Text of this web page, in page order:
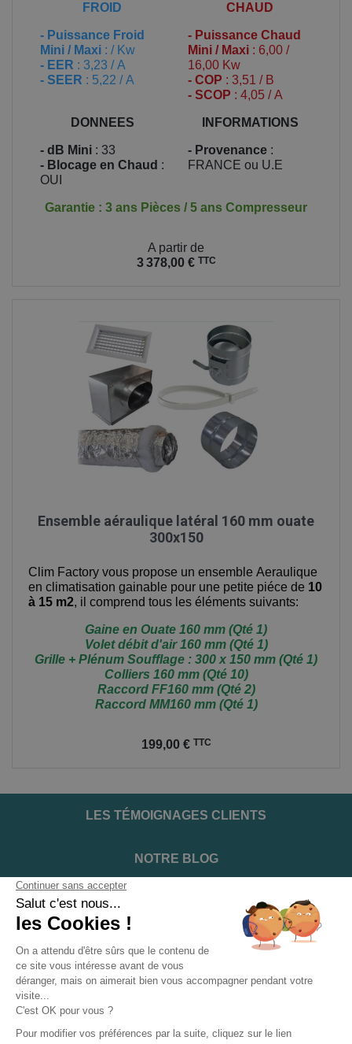
FROID
- Puissance Froid
Mini / Maxi : / Kw
- EER : 3,23 / A
- SEER : 5,22 / A
CHAUD
- Puissance Chaud
Mini / Maxi : 6,00 /
16,00 Kw
- COP : 3,51 / B
- SCOP : 4,05 / A
DONNEES
- dB Mini : 33
- Blocage en Chaud :
OUI
INFORMATIONS
- Provenance :
FRANCE ou U.E
Garantie : 3 ans Pièces / 5 ans Compresseur
A partir de
3 378,00 € TTC
Ensemble aéraulique latéral 160 mm ouate
300x150
Clim Factory vous propose un ensemble Aeraulique
en climatisation gainable pour une petite piéce de 10
à 15 m2, il comprend tous les éléments suivants:
Gaine en Ouate 160 mm (Qté 1)
Volet débit d'air 160 mm (Qté 1)
Grille + Plénum Soufflage : 300 x 150 mm (Qté 1)
Colliers 160 mm (Qté 10)
Raccord FF160 mm (Qté 2)
Raccord MM160 mm (Qté 1)
199,00 € TTC
LES TÉMOIGNAGES CLIENTS
NOTRE BLOG
DEVENIR INSTALLATEUR
NOTRE SERVICE APRÈS VENTE
NOS PARTENAIRES OFFICIELS
INFORMATIONS ET CONDITIONS